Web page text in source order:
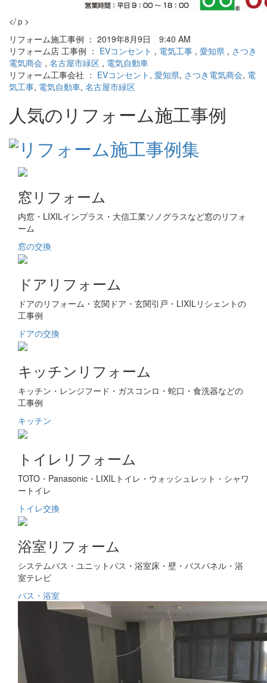
</ｐ>
リフォーム施工事例 ： 2019年8月9日 9:40 AM
リフォーム店 工事例 ： EVコンセント , 電気工事 , 愛知県 , さつき
電気商会 , 名古屋市緑区 , 電気自動車
リフォーム工事会社 ： EVコンセント , 愛知県, さつき電気商会, 電
気工事, 電気自動車, 名古屋市緑区
人気のリフォーム施工事例
窓リフォーム
内窓・LIXILインプラス・大信工業ソノグラスなど窓のリフォ
ーム
窓の交換
ドアリフォーム
ドアのリフォーム・玄関ドア・玄関引戸・LIXILリシェントの
工事例
ドアの交換
キッチンリフォーム
キッチン・レンジフード・ガスコンロ・蛇口・食洗器などの
工事例
キッチン
トイレリフォーム
TOTO・Panasonic・LIXILトイレ・ウォッシュレット・シャワ
ートイレ
トイレ交換
浴室リフォーム
システムバス・ユニットバス・浴室床・壁・バスパネル・浴
室テレビ
バス・浴室